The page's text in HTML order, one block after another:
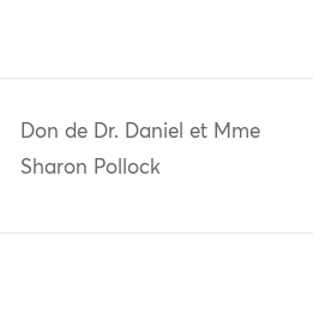
Don de Dr. Daniel et Mme
Sharon Pollock